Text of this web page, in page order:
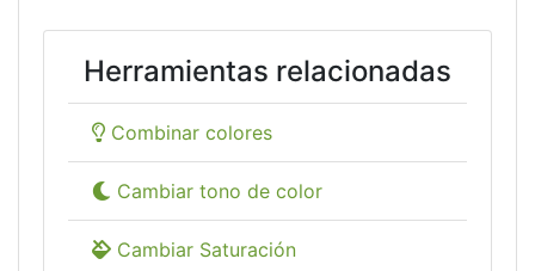
Herramientas relacionadas
Combinar colores
Cambiar tono de color
Cambiar Saturación